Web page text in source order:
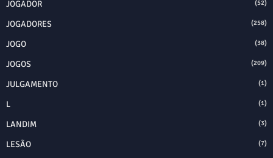
JOGADOR (52)
JOGADORES (258)
JOGO (38)
JOGOS (209)
JULGAMENTO (1)
L (1)
LANDIM (3)
LESÃO (7)